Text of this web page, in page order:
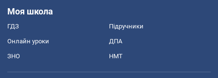
Моя школа
ГДЗ Підручники
Онлайн уроки ДПА
ЗНО НМТ